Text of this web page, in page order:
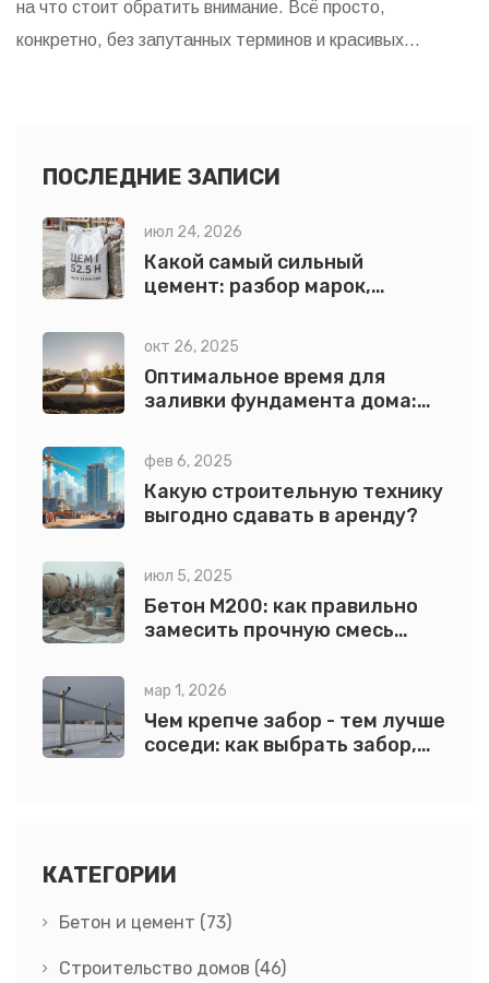
на что стоит обратить внимание. Всё просто,
конкретно, без запутанных терминов и красивых
даже новичкам.
ПОСЛЕДНИЕ ЗАПИСИ
июл 24, 2026
Какой самый сильный
цемент: разбор марок,
прочности
окт 26, 2025
Оптимальное время для
заливки фундамента дома:
фев 6, 2025
Какую строительную технику
выгодно сдавать в аренду?
июл 5, 2025
Бетон М200: как правильно
замесить прочную смесь
мар 1, 2026
Чем крепче забор - тем лучше
соседи: как выбрать забор,
КАТЕГОРИИ
Бетон и цемент (73)
Строительство домов (46)